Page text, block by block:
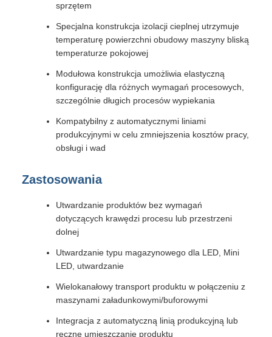
sprzętem
Specjalna konstrukcja izolacji cieplnej utrzymuje
temperaturę powierzchni obudowy maszyny bliską
temperaturze pokojowej
Modułowa konstrukcja umożliwia elastyczną
konfigurację dla różnych wymagań procesowych,
szczególnie długich procesów wypiekania
Kompatybilny z automatycznymi liniami
produkcyjnymi w celu zmniejszenia kosztów pracy,
obsługi i wad
Zastosowania
Utwardzanie produktów bez wymagań
dotyczących krawędzi procesu lub przestrzeni
dolnej
Utwardzanie typu magazynowego dla LED, Mini
LED, utwardzanie
Wielokanałowy transport produktu w połączeniu z
maszynami załadunkowymi/buforowymi
Integracja z automatyczną linią produkcyjną lub
ręczne umieszczanie produktu